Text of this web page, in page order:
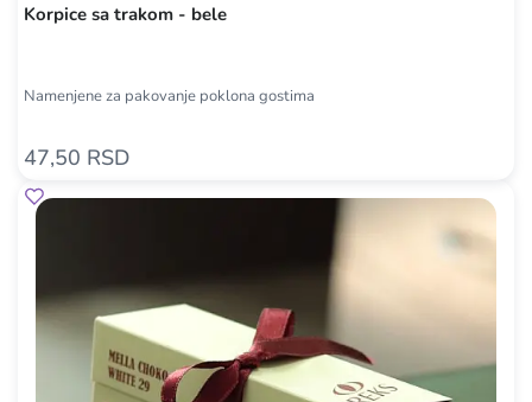
Korpice sa trakom - bele
Namenjene za pakovanje poklona gostima
47,50 RSD